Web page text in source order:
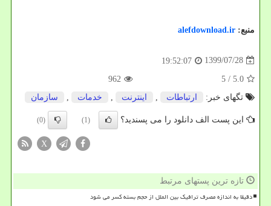
منبع: alefdownload.ir
1399/07/28
19:52:07
5.0
/ 5
962
تگهای خبر:
ارتباطات , اینترنت , خدمات , سازمان
این پست الف دانلود را می پسندید؟ (1)
(0)
X
تازه ترین پستهای مرتبط
دقیقا به اندازه مصرف ترافیک بین الملل از حجم بسته کسر می شود